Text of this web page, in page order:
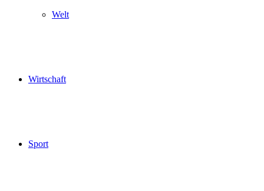
Welt
Wirtschaft
Sport